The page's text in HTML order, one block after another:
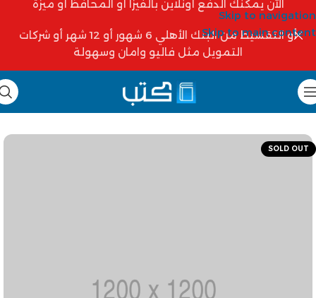
Skip to navigation
Skip to main content
الآن يمكنك الدفع أونلاين بالفيزا أو المحافظ أو ميزة
أو التقسيط من البنك الأهلي 6 شهور أو 12 شهر أو شركات
التمويل مثل فاليو وامان وسهولة
SOLD OUT